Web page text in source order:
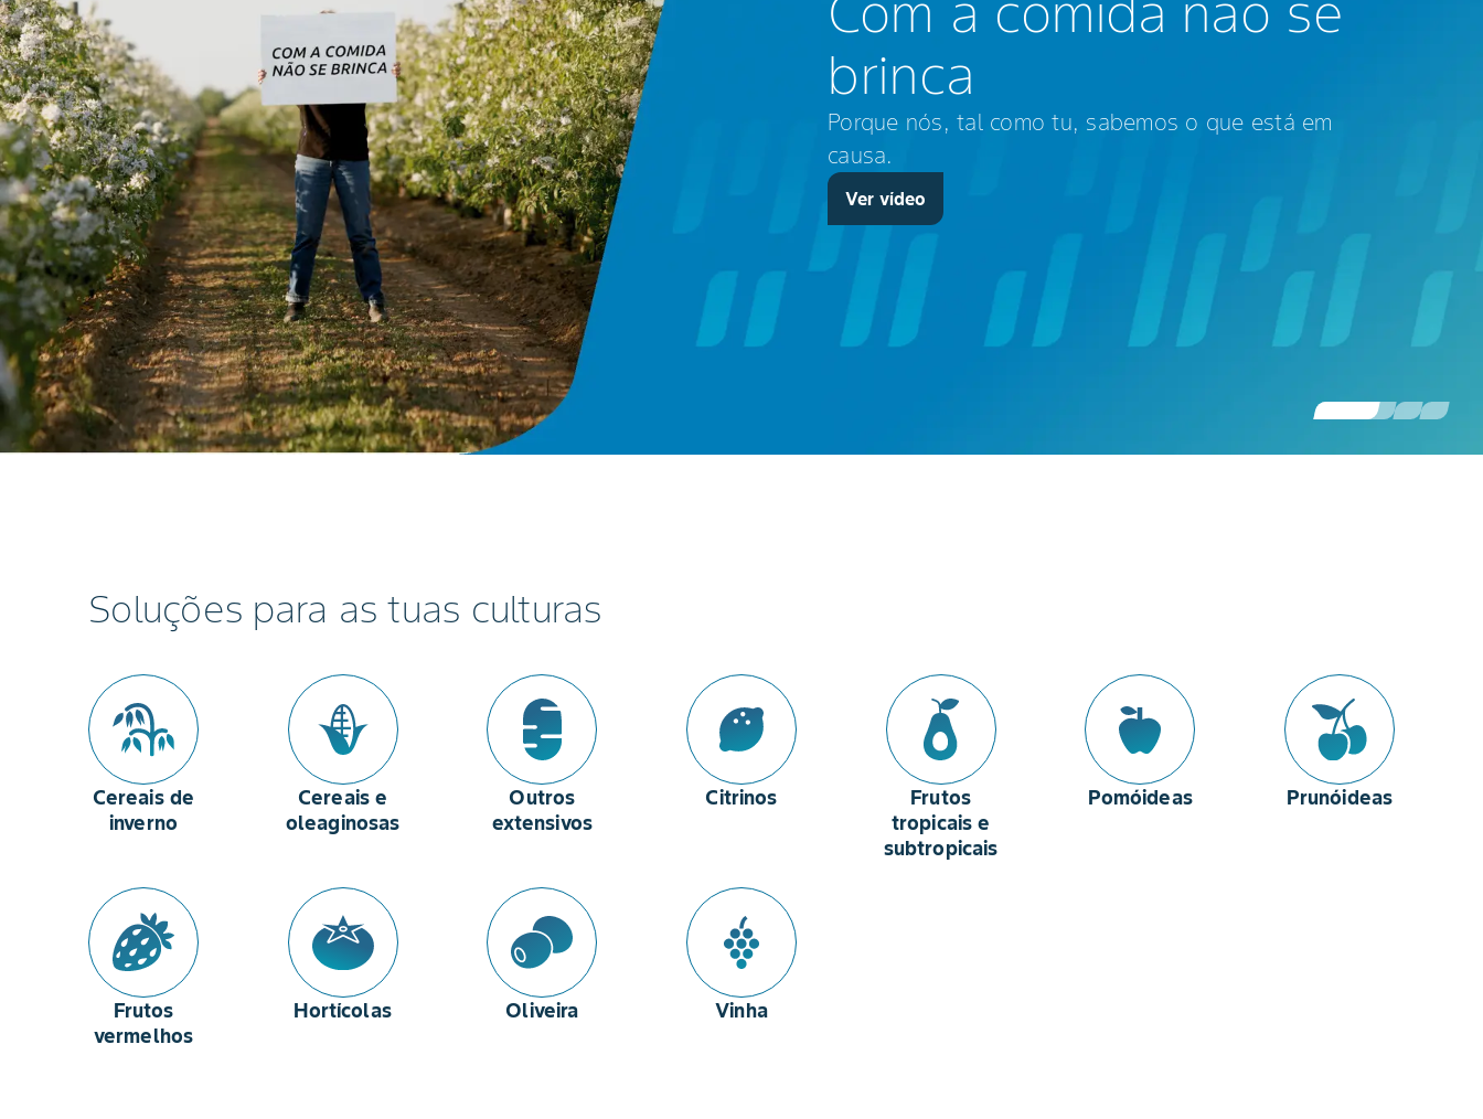
Com a comida não se
brinca
Porque nós, tal como tu, sabemos o que está em
causa.
Ver vídeo
Soluções para as tuas culturas
Cereais de
inverno
Cereais e
oleaginosas
Outros
extensivos
Citrinos
Frutos
tropicais e
subtropicais
Pomóideas Prunóideas
Frutos
vermelhos
Hortícolas Oliveira Vinha